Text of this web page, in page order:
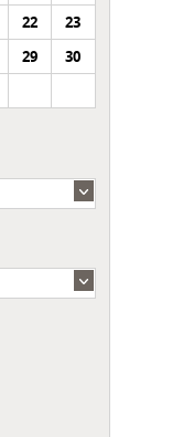
22
23
29
30